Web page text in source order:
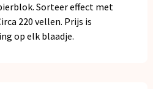
Sorteer effect met
220 vellen. Prijs is
op elk blaadje.